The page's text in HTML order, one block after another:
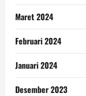
Maret 2024
Februari 2024
Januari 2024
Desember 2023